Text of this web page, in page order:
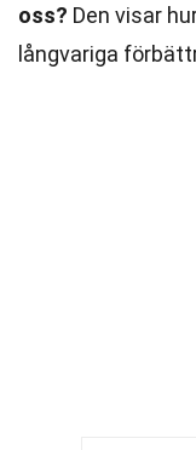
oss? Den visar
långvariga